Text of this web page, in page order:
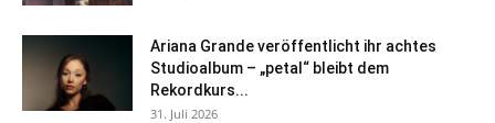
Ariana Grande veröffentlicht ihr achtes
Studioalbum – „petal“ bleibt dem
Rekordkurs...
31. Juli 2026